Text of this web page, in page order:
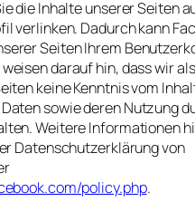
die Inhalte unserer Seiten
verlinken. Dadurch kann
Seiten Ihrem
darauf hin, dass wir als
keine Kenntnis vom
sowie deren Nutzung
Weitere Informationen
Datenschutzerklärung von
policy.php.